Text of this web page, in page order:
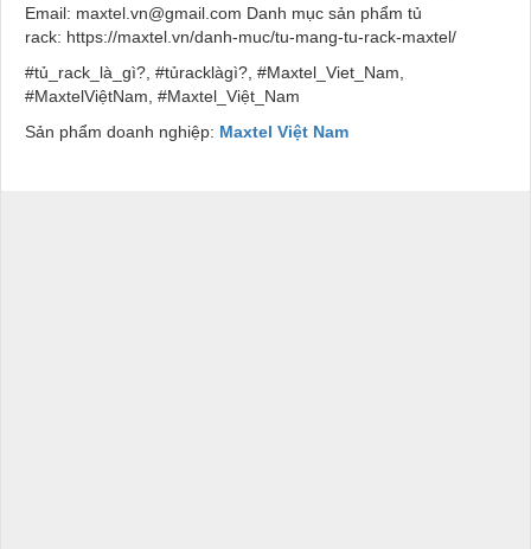
Email: maxtel.vn@gmail.com Danh mục sản phẩm tủ
rack: https://maxtel.vn/danh-muc/tu-mang-tu-rack-maxtel/
#tủ_rack_là_gì?, #tủracklàgì?, #Maxtel_Viet_Nam,
#MaxtelViệtNam, #Maxtel_Việt_Nam
Sản phẩm doanh nghiệp: Maxtel Việt Nam